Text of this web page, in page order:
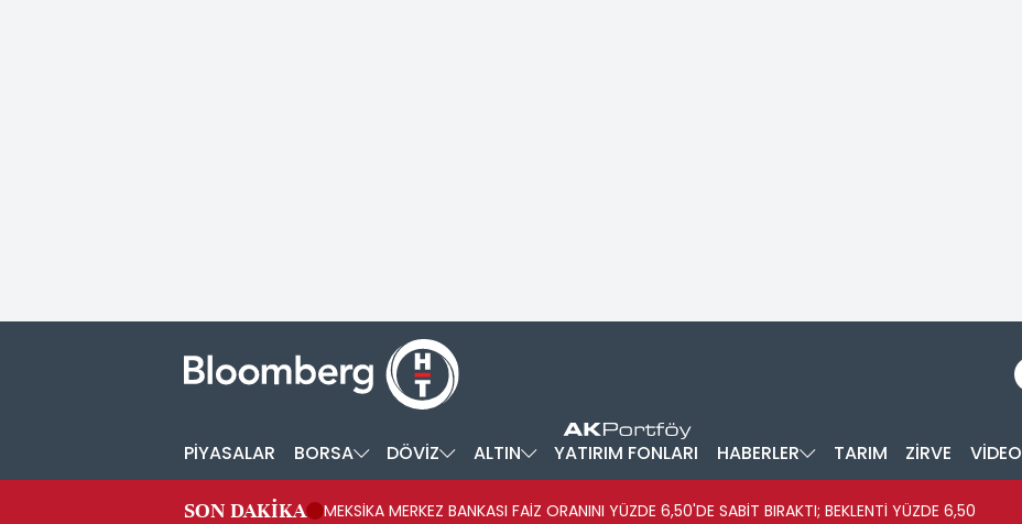
PİYASALAR BORSA DÖVİZ ALTIN YATIRIM FONLARI HABERLER TARIM ZİRVE VİDEO
SON DAKİKA MEKSİKA MERKEZ BANKASI FAİZ ORANINI YÜZDE 6,50'DE SABİT BIRAKTI; BEKLENTİ YÜZDE 6,50